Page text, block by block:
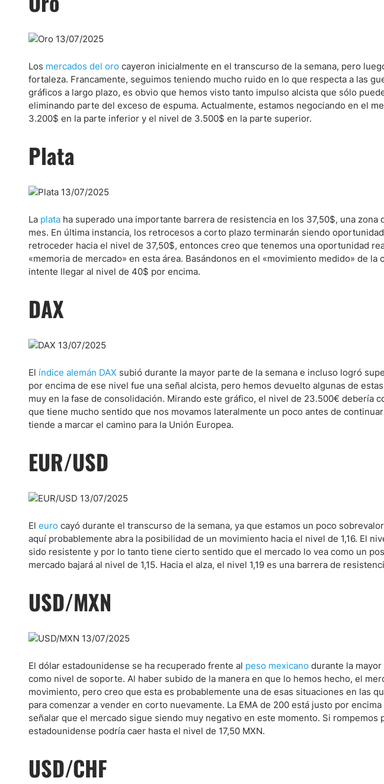
Peru
Latinoamérica
Bolivia
Nicaragua
Estados Unidos
IBEX 35
Acciones
Nvidia (NVDA)
Mercado Libre (MELI)
Banco Santander (SAN)
Todas las Acciones
Los mercados del oro cayeron inicialmente en el transcurso de la semana, pero
fortaleza. Francamente, seguimos teniendo mucho ruido en lo que respecta a las
gráficos a largo plazo, es obvio que hemos visto tanto impulso alcista que sólo
eliminando parte del exceso de espuma. Actualmente, estamos negociando en el
3.200$ en la parte inferior y el nivel de 3.500$ en la parte superior.
Plata
La plata ha superado una importante barrera de resistencia en los 37,50$, una
mes. En última instancia, los retrocesos a corto plazo terminarán siendo
retroceder hacia el nivel de 37,50$, entonces creo que tenemos una oportunidad
«memoria de mercado» en esta área. Basándonos en el «movimiento medido» de
intente llegar al nivel de 40$ por encima.
DAX
El índice alemán DAX subió durante la mayor parte de la semana e incluso logró
por encima de ese nivel fue una señal alcista, pero hemos devuelto algunas de
muy en la fase de consolidación. Mirando este gráfico, el nivel de 23.500€ debería
que tiene mucho sentido que nos movamos lateralmente un poco antes de
tiende a marcar el camino para la Unión Europea.
EUR/USD
El euro cayó durante el transcurso de la semana, ya que estamos un poco
aquí probablemente abra la posibilidad de un movimiento hacia el nivel de 1,16. El
sido resistente y por lo tanto tiene cierto sentido que el mercado lo vea como un
mercado bajará al nivel de 1,15. Hacia el alza, el nivel 1,19 es una barrera de
USD/MXN
El dólar estadounidense se ha recuperado frente al peso mexicano durante la
como nivel de soporte. Al haber subido de la manera en que lo hemos hecho, el
movimiento, pero creo que esta es probablemente una de esas situaciones en las
para comenzar a vender en corto nuevamente. La EMA de 200 está justo por
señalar que el mercado sigue siendo muy negativo en este momento. Si
estadounidense podría caer hasta el nivel de 17,50 MXN.
USD/CHF